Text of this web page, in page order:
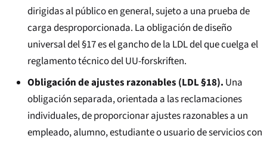
dirigidas al público en general, sujeto a una prueba de
carga desproporcionada. La obligación de diseño
universal del §17 es el gancho de la LDL del que cuelga el
reglamento técnico del UU-forskriften.
Obligación de ajustes razonables (LDL §18). Una
obligación separada, orientada a las reclamaciones
individuales, de proporcionar ajustes razonables a un
empleado, alumno, estudiante o usuario de servicios con